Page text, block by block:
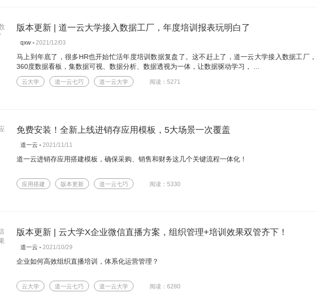
版本更新 | 道一云大学接入数据工厂，年度培训报表玩明白了
qxw ▪ 2021/12/03
马上到年底了，很多HR也开始忙活年度培训数据复盘了。这不赶上了，道一云大学接入数据工厂，
360度数据看板，集数据可视、数据分析、数据透视为一体，让数据驱动学习， ...
云大学 道一云七巧 道一云大学 阅读：5271
免费安装！全新上线进销存应用模板，5大场景一次覆盖
道一云 ▪ 2021/11/11
道一云进销存应用搭建模板，确保采购、销售和财务这几个关键流程一体化！
应用搭建 版本更新 道一云七巧 阅读：5330
版本更新 | 云大学X企业微信直播方案，组织管理+培训效果双管齐下！
道一云 ▪ 2021/10/29
企业如何高效组织直播培训，体系化运营管理？
云大学 道一云七巧 道一云大学 阅读：6280